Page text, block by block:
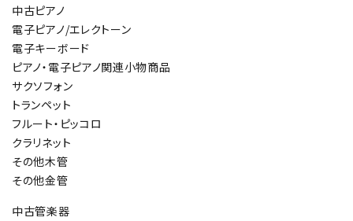
中古ピアノ
電子ピアノ/エレクトーン
電子キーボード
ピアノ・電子ピアノ関連小物商品
サクソフォン
トランペット
フルート・ピッコロ
クラリネット
その他木管
その他金管
中古管楽器